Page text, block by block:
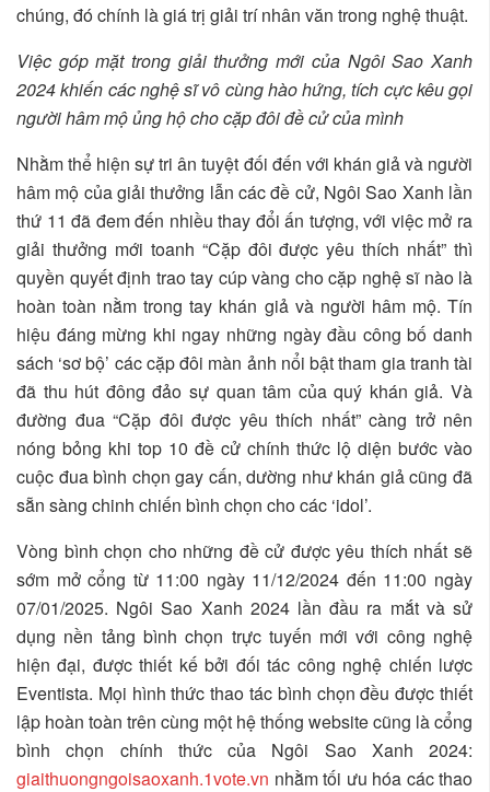
chúng, đó chính là giá trị giải trí nhân văn trong nghệ thuật.
Việc góp mặt trong giải thưởng mới của Ngôi Sao Xanh
2024 khiến các nghệ sĩ vô cùng hào hứng, tích cực kêu gọi
người hâm mộ ủng hộ cho cặp đôi đề cử của mình
Nhằm thể hiện sự tri ân tuyệt đối đến với khán giả và người
hâm mộ của giải thưởng lẫn các đề cử, Ngôi Sao Xanh lần
thứ 11 đã đem đến nhiều thay đổi ấn tượng, với việc mở ra
giải thưởng mới toanh “Cặp đôi được yêu thích nhất” thì
quyền quyết định trao tay cúp vàng cho cặp nghệ sĩ nào là
hoàn toàn nằm trong tay khán giả và người hâm mộ. Tín
hiệu đáng mừng khi ngay những ngày đầu công bố danh
sách ‘sơ bộ’ các cặp đôi màn ảnh nổi bật tham gia tranh tài
đã thu hút đông đảo sự quan tâm của quý khán giả. Và
đường đua “Cặp đôi được yêu thích nhất” càng trở nên
nóng bỏng khi top 10 đề cử chính thức lộ diện bước vào
cuộc đua bình chọn gay cấn, dường như khán giả cũng đã
sẵn sàng chinh chiến bình chọn cho các ‘idol’.
Vòng bình chọn cho những đề cử được yêu thích nhất sẽ
sớm mở cổng từ 11:00 ngày 11/12/2024 đến 11:00 ngày
07/01/2025. Ngôi Sao Xanh 2024 lần đầu ra mắt và sử
dụng nền tảng bình chọn trực tuyến mới với công nghệ
hiện đại, được thiết kế bởi đối tác công nghệ chiến lược
Eventista. Mọi hình thức thao tác bình chọn đều được thiết
lập hoàn toàn trên cùng một hệ thống website cũng là cổng
bình chọn chính thức của Ngôi Sao Xanh 2024:
giaithuongngoisaoxanh.1vote.vn nhằm tối ưu hóa các thao